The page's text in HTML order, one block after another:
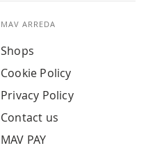
MAV ARREDA
Shops
Cookie Policy
Privacy Policy
Contact us
MAV PAY